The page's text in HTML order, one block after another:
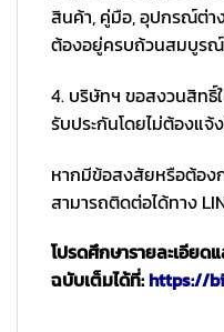
สินค้า, คู่มือ, อุปกรณ์ต่
ต้องอยู่ครบถ้วนสมบูรณ์
4. บริษัทฯ ขอสงวนสิทธิ์
รับประกันโดยไม่ต้องแจ้
หากมีข้อสงสัยหรือต้อง
สามารถติดต่อได้ทาง
โปรดศึกษารายละเอียด
ฉบับเต็มได้ที่:https://